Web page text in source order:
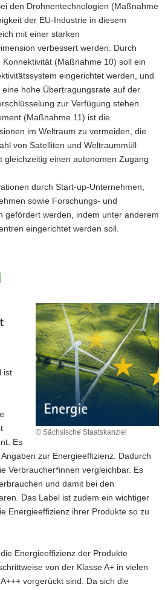
den Drohnentechnologien (Maßnahme
der EU-Industrie in diesem
mit einer starken
verbessert werden. Durch
(Maßnahme 10) soll ein
eingerichtet werden, und
hohe Übertragungsrate auf der
zur Verfügung stehen.
(Maßnahme 11) ist die
im Weltraum zu vermeiden, die
von Satelliten und Weltraummüll
gleichzeitig einen autonomen Zugang
durch Start-up-Unternehmen,
sowie Forschungs- und
gefördert werden, indem unter anderem
eingerichtet werden soll.
© Sächsische Staatskanzlei
ist
Es
zur Energieeffizienz. Dadurch
Verbraucher*innen vergleichbar. Es
und damit bei den
Das Label ist zudem ein wichtiger
Energieeffizienz ihrer Produkte so zu
Energieeffizienz der Produkte
von der Klasse A+ in vielen
vorgerückt sind. Da sich die